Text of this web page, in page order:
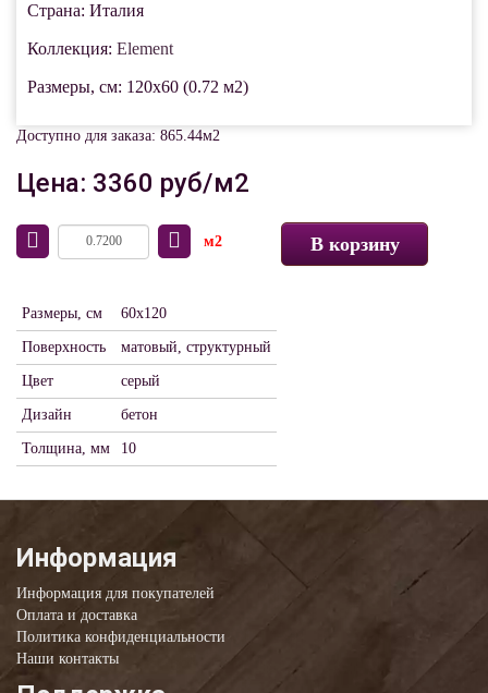
Страна: Италия
Коллекция: Element
Размеры, см: 120x60 (0.72 м2)
Доступно для заказа: 865.44м2
Цена: 3360 руб/м2
м2 В корзину
Размеры, см 60x120
Поверхность матовый, структурный
Цвет серый
Дизайн бетон
Толщина, мм 10
Информация
Информация для покупателей
Оплата и доставка
Политика конфиденциальности
Наши контакты